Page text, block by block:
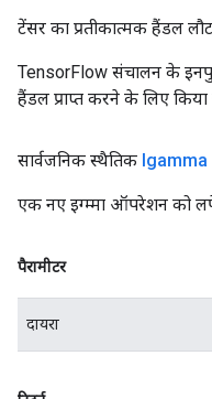
टेंसर का प्रतीकात्मक हैंडल
TensorFlow संचालन के
हैंडल प्राप्त करने के लिए किया
सार्वजनिक स्थैतिक Igamma
एक नए इग्म्मा ऑपरेशन को
पैरामीटर
दायरा